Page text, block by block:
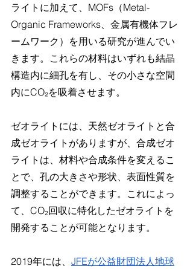
ライトに加えて、MOFs（Metal-
Organic Frameworks、金属有機体フレ
ームワーク）を用いる研究が進んでい
きます。これらの材料はいずれも結晶
構造内に細孔を有し、その小さな空間
内にCO₂を吸着させます。
ゼオライトには、天然ゼオライトと合
成ゼオライトがありますが、合成ゼオ
ライトは、材料や合成条件を変えるこ
とで、孔の大きさや形状、表面性質を
調整することができます。これによっ
て、CO₂回収に特化したゼオライトを
開発することが可能となります。
2019年には、 JFEが公益財団法人地球